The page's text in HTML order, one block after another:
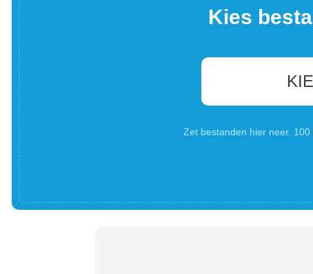
Kies
Zet bestanden hier neer.